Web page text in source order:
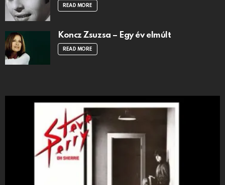
READ MORE
Koncz Zsuzsa – Egy év elmúlt
READ MORE